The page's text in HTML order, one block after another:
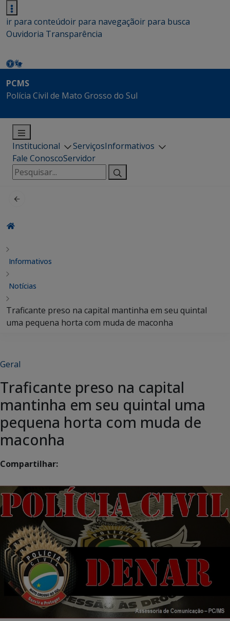
ir para conteúdoir para navegaçãoir para busca
Ouvidoria Transparência
PCMS
Polícia Civil de Mato Grosso do Sul
Institucional ServiçosInformativos
Fale ConoscoServidor
Pesquisar
por:
Informativos
Notícias
Traficante preso na capital mantinha em seu quintal
uma pequena horta com muda de maconha
Geral
Traficante preso na capital
mantinha em seu quintal uma
pequena horta com muda de
maconha
Compartilhar: